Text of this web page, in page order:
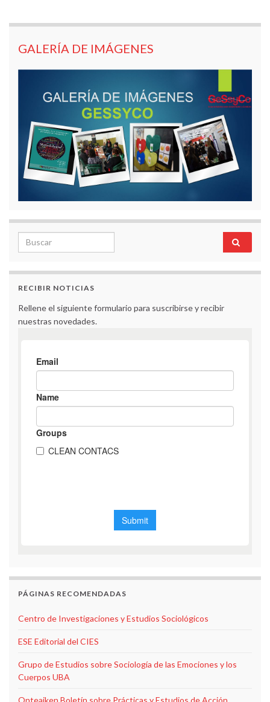
GALERÍA DE IMÁGENES
RECIBIR NOTICIAS
Rellene el siguiente formulario para suscribirse y recibir
nuestras novedades.
PÁGINAS RECOMENDADAS
Centro de Investigaciones y Estudios Sociológicos
ESE Editorial del CIES
Grupo de Estudios sobre Sociología de las Emociones y los
Cuerpos UBA
Onteaiken Boletín sobre Prácticas y Estudios de Acción